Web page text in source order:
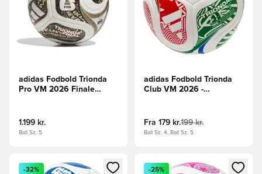
adidas Fodbold Trionda
Pro VM 2026 Finale
1.199 kr.
Ball Sz. 5
adidas Fodbold Trionda
Club VM 2026 -
Fra 179 kr.199 kr.
Ball Sz. 4, Ball Sz. 5
Åbner en Modal til at logge ind eller tilmelde dig som
-32%
Åbner en Modal til at logge
-25%